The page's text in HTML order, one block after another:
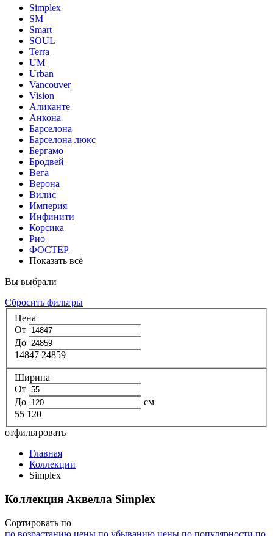
Simplex
SM
Smart
SOUL
Terra
UM
Urban
Vancouver
Vision
Аликанте
Анкона
Барселона
Барселона люкс
Бергамо
Бродвей
Вега
Верона
Вилис
Империя
Инфинити
Корсика
Рио
ФОСТЕР
Показать всё
Вы выбрали
Сбросить фильтры
Цена
От
До
14847 24859
Ширина
От
До
см
55 120
отфильтровать
Главная
Коллекции
Simplex
Коллекция Аквелла Simplex
Сортировать по
по возрастанию цены по убыванию цены по популярности по